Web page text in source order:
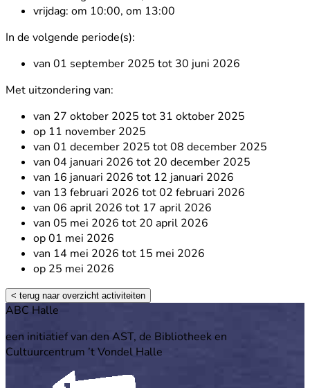
vrijdag: om 10:00, om 13:00
In de volgende periode(s):
van 01 september 2025 tot 30 juni 2026
Met uitzondering van:
van 27 oktober 2025 tot 31 oktober 2025
op 11 november 2025
van 01 december 2025 tot 08 december 2025
van 04 januari 2026 tot 20 december 2025
van 16 januari 2026 tot 12 januari 2026
van 13 februari 2026 tot 02 februari 2026
van 06 april 2026 tot 17 april 2026
van 05 mei 2026 tot 20 april 2026
op 01 mei 2026
van 14 mei 2026 tot 15 mei 2026
op 25 mei 2026
< terug naar overzicht activiteiten
Footer
ABC Halle
een initiatief van den AST, de Bibliotheek en
Cultuurcentrum ’t Vondel Halle